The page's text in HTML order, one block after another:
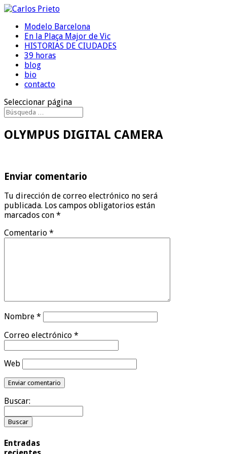
Modelo Barcelona
En la Plaça Major de Vic
HISTORIAS DE CIUDADES
39 horas
blog
bio
contacto
Seleccionar página
OLYMPUS DIGITAL CAMERA
Enviar comentario
Tu dirección de correo electrónico no será
publicada. Los campos obligatorios están
marcados con *
Comentario *
Nombre *
Correo electrónico *
Web
Buscar:
Entradas